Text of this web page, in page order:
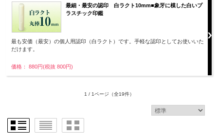
最細・最安の認印 白ラクト10mm■象牙に模した白いプ
ラスチック印鑑
最も安価（最安）の個人用認印（白ラクト）です。手軽な認印としてお使いいた
だけます。
価格： 880円(税抜 800円)
1 / 1ページ （全19件）